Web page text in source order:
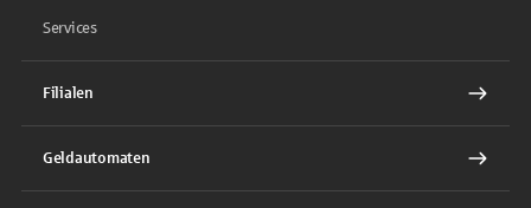
Services
Filialen
Geldautomaten